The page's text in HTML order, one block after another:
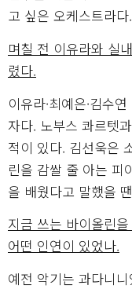
고 싶은 오케스트라다.
며칠 전 이유라와 실
렸다.
이유라·최예은·김수
자다. 노부스 콰르텟
적이 있다. 김선욱은
린을 감쌀 줄 아는 피
을 배웠다고 말했을
지금 쓰는 바이올린
어떤 인연이 있었나.
예전 악기는 과다니